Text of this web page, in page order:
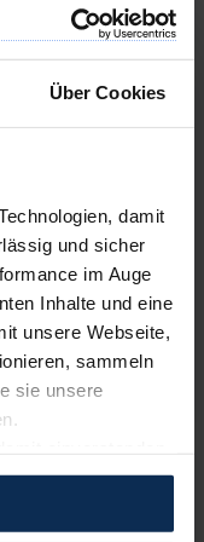
Über Cookies
damit
und sicher
im Auge
Inhalte und eine
unsere Webseite,
sammeln
sie unsere
Service zu
Sie dem nicht
& Konfigurator»
heute
%
2
€
Effektivzins
heute